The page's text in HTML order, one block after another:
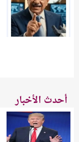
أحدث الأخبار